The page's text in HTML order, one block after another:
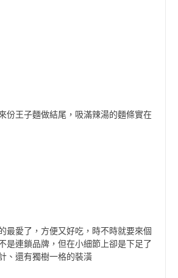
份王子麵做結尾，吸滿辣湯的麵條實在
最愛了，方便又好吃，時不時就要來個
是連鎖品牌，但在小細節上卻是下足了
、還有獨樹一格的裝潢